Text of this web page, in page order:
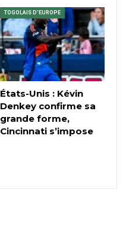
TOGOLAIS D'EUROPE
États-Unis : Kévin
Denkey confirme sa
grande forme,
Cincinnati s’impose